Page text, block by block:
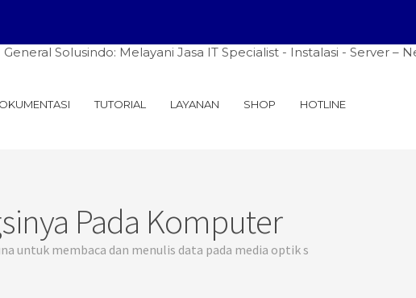
Melayani Jasa IT Specialist - Instalasi - Server –
TUTORIAL LAYANAN SHOP HOTLINE
Pada Komputer
untuk membaca dan menulis data pada media optik s